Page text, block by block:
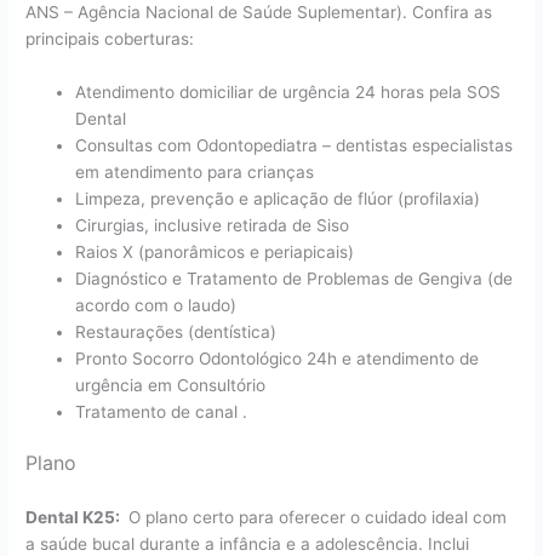
ANS – Agência Nacional de Saúde Suplementar). Confira as
principais coberturas:
Atendimento domiciliar de urgência 24 horas pela SOS
Dental
Consultas com Odontopediatra – dentistas especialistas
em atendimento para crianças
Limpeza, prevenção e aplicação de flúor (profilaxia)
Cirurgias, inclusive retirada de Siso
Raios X (panorâmicos e periapicais)
Diagnóstico e Tratamento de Problemas de Gengiva (de
acordo com o laudo)
Restaurações (dentística)
Pronto Socorro Odontológico 24h e atendimento de
urgência em Consultório
Tratamento de canal .
Plano
Dental K25: O plano certo para oferecer o cuidado ideal com
a saúde bucal durante a infância e a adolescência. Inclui